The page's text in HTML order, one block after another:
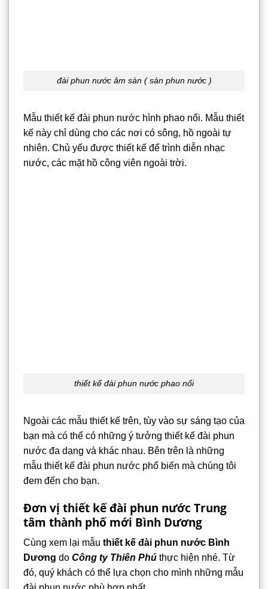
đài phun nước âm sàn ( sàn phun nước )
Mẫu thiết kế đài phun nước hình phao nổi. Mẫu thiết
kế này chỉ dùng cho các nơi có sông, hồ ngoài tự
nhiên. Chủ yếu được thiết kế để trình diễn nhạc
nước, các mặt hồ công viên ngoài trời.
thiết kế đài phun nước phao nổi
Ngoài các mẫu thiết kế trên, tùy vào sự sáng tạo của
bạn mà có thể có những ý tưởng thiết kế đài phun
nước đa dạng và khác nhau. Bên trên là những
mẫu thiết kế đài phun nước phổ biến mà chúng tôi
đem đến cho bạn.
Đơn vị thiết kế đài phun nước Trung
tâm thành phố mới Bình Dương
Cùng xem lại mẫu thiết kế đài phun nước Bình
Dương do Công ty Thiên Phú thực hiện nhé. Từ
đó, quý khách có thể lựa chọn cho mình những mẫu